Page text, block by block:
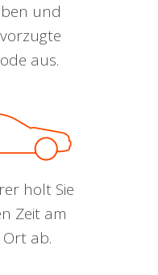
und
aus.
holt Sie
Zeit am
ab.